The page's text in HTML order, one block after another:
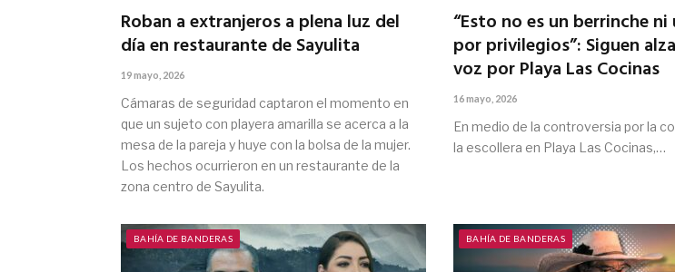
Roban a extranjeros a plena luz del
día en restaurante de Sayulita
19 mayo, 2026
Cámaras de seguridad captaron el momento en
que un sujeto con playera amarilla se acerca a la
mesa de la pareja y huye con la bolsa de la mujer.
Los hechos ocurrieron en un restaurante de la
zona centro de Sayulita.
“Esto no es un berrinche ni
por privilegios”: Siguen
voz por Playa Las Cocinas
16 mayo, 2026
En medio de la controversia por la
la escollera en Playa Las Cocinas,…
BAHÍA DE BANDERAS BAHÍA DE BANDERAS